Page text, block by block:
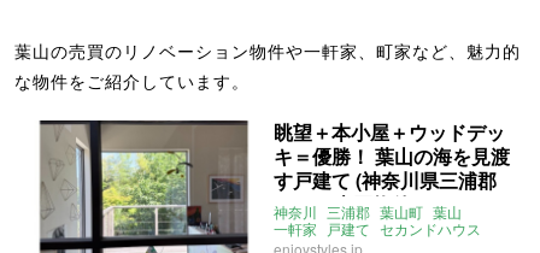
葉山の売買のリノベーション物件や一軒家、町家など、魅力的
な物件をご紹介しています。
眺望＋本小屋＋ウッドデッ
キ＝優勝！ 葉山の海を見渡
す戸建て (神奈川県三浦郡
99㎡の売買物件)
神奈川 三浦郡 葉山町 葉山
一軒家
戸建て セカンドハウス
スケルトンハウス
enjoystyles.jp